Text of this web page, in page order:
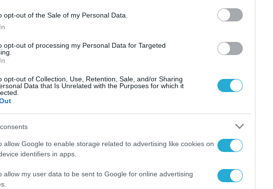
opt-out of the Sale of my Personal Data.
opt-out of processing my Personal Data for Targeted
opt-out of Collection, Use, Retention, Sale, and/or Sharing
Data that Is Unrelated with the Purposes for which it
allow Google to enable storage related to advertising like cookies on
identifiers in apps.
allow my user data to be sent to Google for online advertising
θα αναπτυχθούν τα επόμενα χρόνια.
την
αυτών περιλαμβάνονται η ναυτιλία και οι
τεχνολογίες μπορούν να προσφέρουν
στη λήψη αποφάσεων και στην αυτοματοποίηση
σε συνεργασία με εξειδικευμένες
για εσωτερική χρήση από τον Όμιλο. Στη συνέχεια,
τρίτων παρόχων πληροφορικής,
πέρα από τον παραδοσιακό ενεργειακό
εκτίμηση της διοίκησης ότι
μοντέλο των εταιρειών κοινής ωφέλειας
χρόνου η αξία που θα παράγεται από τα data